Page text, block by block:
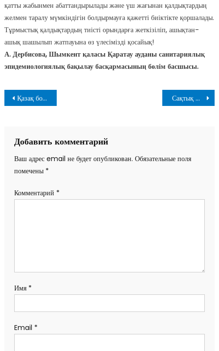
қатты жабынмен абаттандырылады және үш жағынан қалдықтардың
желмен таралу мүмкіндігін болдырмауға қажетті биіктікте қоршалады.
Тұрмыстық қалдықтардың тиісті орындарға жеткізіліп, ашықтан-
ашық шашылып жатпауына өз үлесімізді қосайық!
А. Дербисова, Шымкент қаласы Қаратау ауданы санитариялық
эпидемиологиялық бақылау басқармасының бөлім басшысы.
Навигация
записям
Қазақ боксынан бақ тайды ма? Сақтық шараларын естен шығармайық
Добавить комментарий
Ваш адрес email не будет опубликован. Обязательные поля
помечены *
Комментарий *
Имя *
Email *